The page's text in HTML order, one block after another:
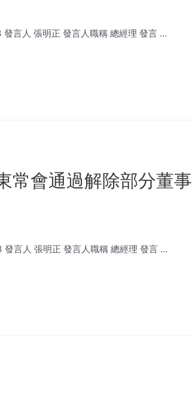
言人 張明正 發言人職稱 總經理 發言 …
常會通過解除部分董事
言人 張明正 發言人職稱 總經理 發言 …